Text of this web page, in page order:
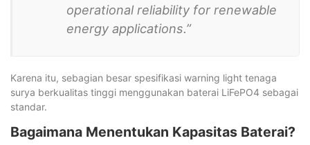
operational reliability for renewable
energy applications.”
Karena itu, sebagian besar spesifikasi warning light tenaga
surya berkualitas tinggi menggunakan baterai LiFePO4 sebagai
standar.
Bagaimana Menentukan Kapasitas Baterai?